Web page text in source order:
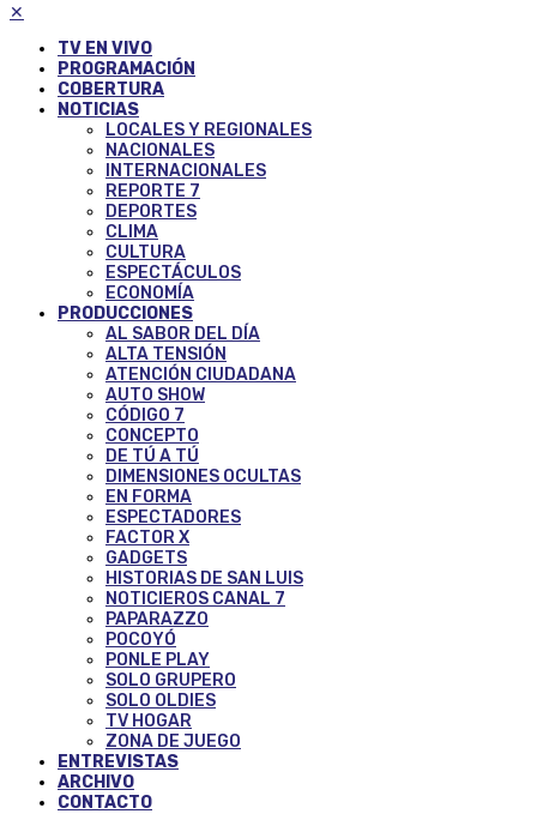
✕
TV EN VIVO
PROGRAMACIÓN
COBERTURA
NOTICIAS
LOCALES Y REGIONALES
NACIONALES
INTERNACIONALES
REPORTE 7
DEPORTES
CLIMA
CULTURA
ESPECTÁCULOS
ECONOMÍA
PRODUCCIONES
AL SABOR DEL DÍA
ALTA TENSIÓN
ATENCIÓN CIUDADANA
AUTO SHOW
CÓDIGO 7
CONCEPTO
DE TÚ A TÚ
DIMENSIONES OCULTAS
EN FORMA
ESPECTADORES
FACTOR X
GADGETS
HISTORIAS DE SAN LUIS
NOTICIEROS CANAL 7
PAPARAZZO
POCOYÓ
PONLE PLAY
SOLO GRUPERO
SOLO OLDIES
TV HOGAR
ZONA DE JUEGO
ENTREVISTAS
ARCHIVO
CONTACTO